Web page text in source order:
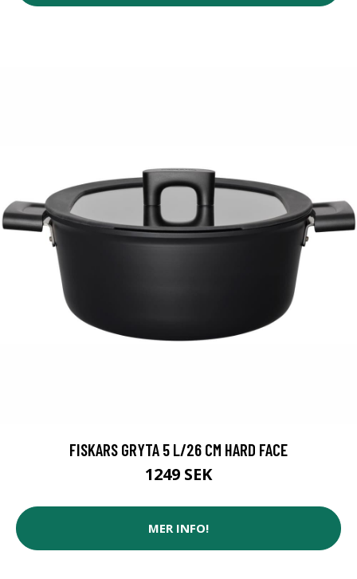
FISKARS GRYTA 5 L/26 CM HARD FACE
1249 SEK
MER INFO!